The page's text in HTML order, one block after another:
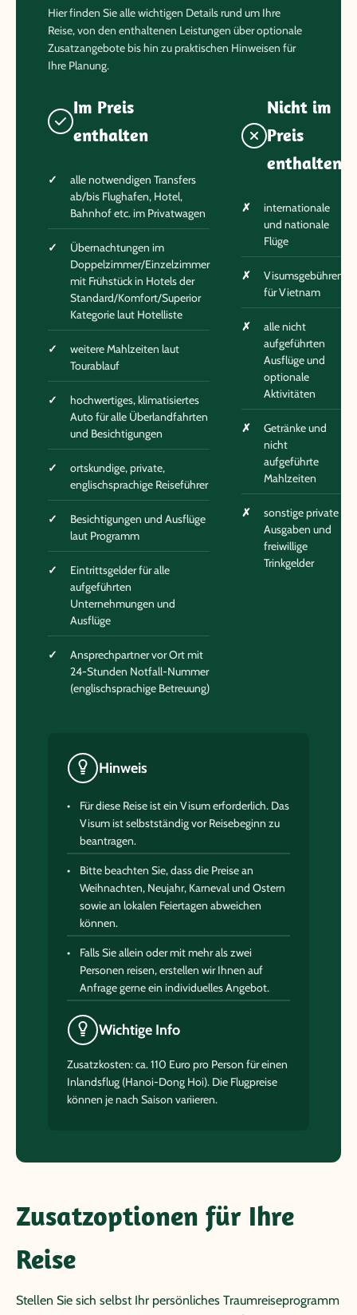
Hier finden Sie alle wichtigen Details rund um Ihre
Reise, von den enthaltenen Leistungen über optionale
Zusatzangebote bis hin zu praktischen Hinweisen für
Ihre Planung.
Im Preis
enthalten
alle notwendigen Transfers
ab/bis Flughafen, Hotel,
Bahnhof etc. im Privatwagen
Übernachtungen im
Doppelzimmer/Einzelzimmer
mit Frühstück in Hotels der
Standard/Komfort/Superior
Kategorie laut Hotelliste
weitere Mahlzeiten laut
Tourablauf
hochwertiges, klimatisiertes
Auto für alle Überlandfahrten
und Besichtigungen
ortskundige, private,
englischsprachige Reiseführer
Besichtigungen und Ausflüge
laut Programm
Eintrittsgelder für alle
aufgeführten
Unternehmungen und
Ausflüge
Ansprechpartner vor Ort mit
24-Stunden Notfall-Nummer
(englischsprachige Betreuung)
Nicht im
Preis
enthalten
internationale
und nationale
Flüge
Visumsgebühren
für Vietnam
alle nicht
aufgeführten
Ausflüge und
optionale
Aktivitäten
Getränke und
nicht
aufgeführte
Mahlzeiten
sonstige private
Ausgaben und
freiwillige
Trinkgelder
Hinweis
Für diese Reise ist ein Visum erforderlich. Das
Visum ist selbstständig vor Reisebeginn zu
beantragen.
Bitte beachten Sie, dass die Preise an
Weihnachten, Neujahr, Karneval und Ostern
sowie an lokalen Feiertagen abweichen
können.
Falls Sie allein oder mit mehr als zwei
Personen reisen, erstellen wir Ihnen auf
Anfrage gerne ein individuelles Angebot.
Wichtige Info
Zusatzkosten: ca. 110 Euro pro Person für einen
Inlandsflug (Hanoi-Dong Hoi). Die Flugpreise
können je nach Saison variieren.
Zusatzoptionen für Ihre
Reise
Stellen Sie sich selbst Ihr persönliches Traumreiseprogramm